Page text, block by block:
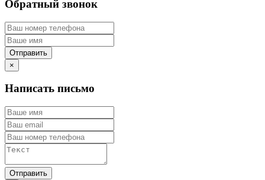
Обратный звонок
×
Написать письмо